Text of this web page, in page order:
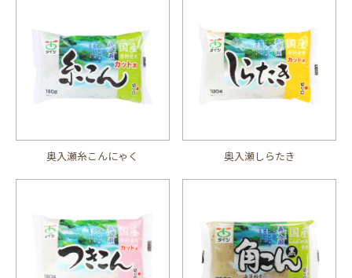
奥入瀬糸こんにゃく 奥入瀬しらたき